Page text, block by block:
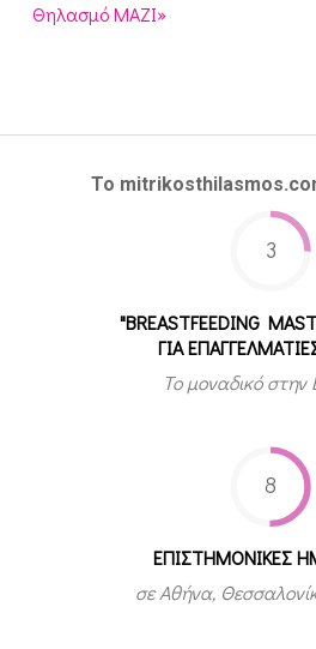
Θηλασμό ΜΑΖΙ»
Το
3
"BREASTFEEDING
ΓΙΑ
Το μοναδικό
8
ΕΠΙΣΤΗΜΟΝΙΚΕΣ
σε Αθήνα,